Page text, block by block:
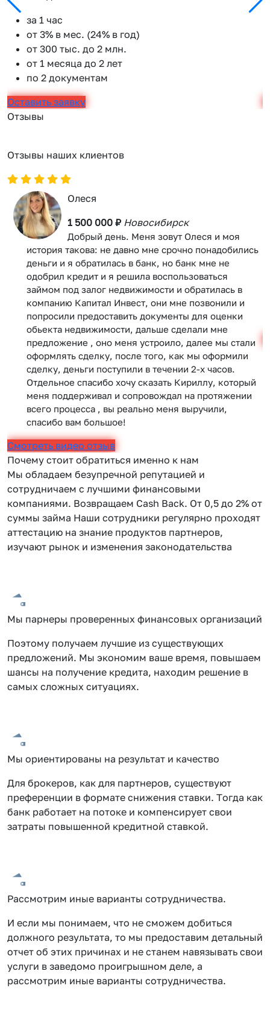
за 1 час
от 3% в мес. (24% в год)
от 300 тыс. до 2 млн.
от 1 месяца до 2 лет
по 2 документам
Оставить заявку
Отзывы
Отзывы наших клиентов
Олеся
1 500 000 ₽ Новосибирск
Добрый день. Меня зовут Олеся и моя
история такова: не давно мне срочно понадобились
деньги и я обратилась в банк, но банк мне не
одобрил кредит и я решила воспользоваться
займом под залог недвижимости и обратилась в
компанию Капитал Инвест, они мне позвонили и
попросили предоставить документы для оценки
обьекта недвижимости, дальше сделали мне
предложение , оно меня устроило, далее мы стали
оформлять сделку, после того, как мы оформили
сделку, деньги поступили в течении 2-х часов.
Отдельное спасибо хочу сказать Кириллу, который
меня поддерживал и сопровождал на протяжении
всего процесса , вы реально меня выручили,
спасибо вам большое!
Смотреть видео отзыв
Почему стоит обратиться именно к нам
Мы обладаем безупречной репутацией и
сотрудничаем с лучшими финансовыми
компаниями. Возвращаем Сash Back. От 0,5 до 2% от
суммы займа Наши сотрудники регулярно проходят
аттестацию на знание продуктов партнеров,
изучают рынок и изменения законодательства
Мы парнеры проверенных финансовых организаций
Поэтому получаем лучшие из существующих
предложений. Мы экономим ваше время, повышаем
шансы на получение кредита, находим решение в
самых сложных ситуациях.
Мы ориентированы на результат и качество
Для брокеров, как для партнеров, существуют
преференции в формате снижения ставки. Тогда как
банк работает на потоке и компенсирует свои
затраты повышенной кредитной ставкой.
Рассмотрим иные варианты сотрудничества.
И если мы понимаем, что не сможем добиться
должного результата, то мы предоставим детальный
отчет об этих причинах и не станем навязывать свои
услуги в заведомо проигрышном деле, а
рассмотрим иные варианты сотрудничества.